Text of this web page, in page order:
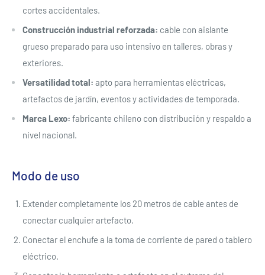
cortes accidentales.
Construcción industrial reforzada: cable con aislante
grueso preparado para uso intensivo en talleres, obras y
exteriores.
Versatilidad total: apto para herramientas eléctricas,
artefactos de jardín, eventos y actividades de temporada.
Marca Lexo: fabricante chileno con distribución y respaldo a
nivel nacional.
Modo de uso
Extender completamente los 20 metros de cable antes de
conectar cualquier artefacto.
Conectar el enchufe a la toma de corriente de pared o tablero
eléctrico.